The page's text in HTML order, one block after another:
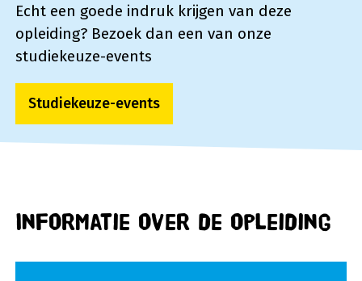
Echt een goede indruk krijgen van deze
opleiding? Bezoek dan een van onze
studiekeuze-events
Studiekeuze-events
Informatie over de opleiding